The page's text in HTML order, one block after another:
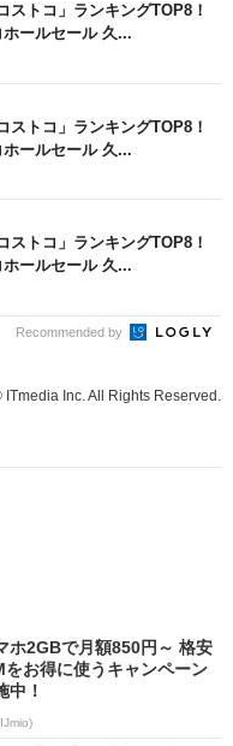
ストコ」ランキングTOP8！
ールセール 久...
ストコ」ランキングTOP8！
ールセール 久...
ストコ」ランキングTOP8！
ールセール 久...
Recommended by
Inc. All Rights Reserved.
ホ2GBで月額850円～ 格安
をお得に使うキャンペーン
中！